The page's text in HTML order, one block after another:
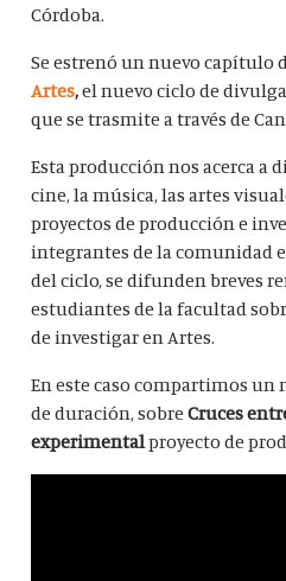
Córdoba.
Se estrenó un nuevo capítulo
Artes,el nuevo ciclo de
que se trasmite a través de
Esta producción nos acerca a
cine, la música, las artes
proyectos de producción e
integrantes de la comunidad
del ciclo, se difunden breves
estudiantes de la facultad
de investigar en Artes.
En este caso compartimos
de duración, sobreCruces
experimentalproyecto de